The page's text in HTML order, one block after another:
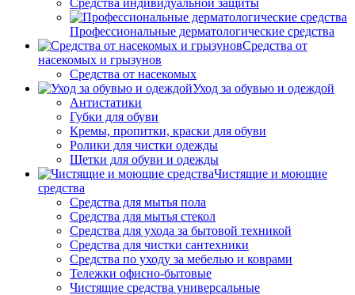
Профессиональные дерматологические средства
Средства от
насекомых и грызунов
Средства от насекомых
Уход за обувью и одеждой
Антистатики
Губки для обуви
Кремы, пропитки, краски для обуви
Ролики для чистки одежды
Щетки для обуви и одежды
Чистящие и моющие
средства
Средства для мытья пола
Средства для мытья стекол
Средства для ухода за бытовой техникой
Средства для чистки сантехники
Средства по уходу за мебелью и коврами
Тележки офисно-бытовые
Чистящие средства универсальные